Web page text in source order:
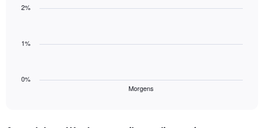
displaying
-0.5
The
Morgens
0%
1%
2%